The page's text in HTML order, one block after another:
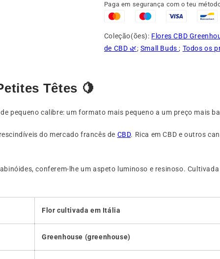
Paga em segurança com o teu
Coleção(ões): Flores CBD
de CBD 🌿; Small Buds; Todos os
Têtes 🍋
pequeno calibre: um formato mais pequeno a um preço mais
do mercado francês de CBD. Rica em CBD e outros
conferem-lhe um aspeto luminoso e resinoso.
Flor cultivada em Itália
Greenhouse (greenhouse)